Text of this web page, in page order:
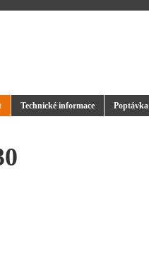
Technické informace Poptávka